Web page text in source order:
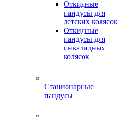
Откидные
пандусы для
детских колясок
Откидные
пандусы для
инвалидных
колясок
Стационарные
пандусы